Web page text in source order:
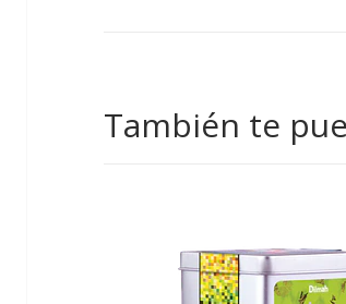
También te